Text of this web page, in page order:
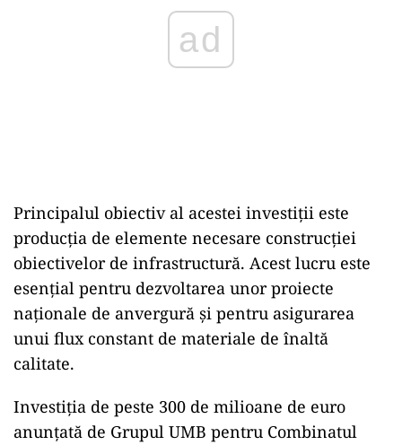
ad
Principalul obiectiv al acestei investiții este
producția de elemente necesare construcției
obiectivelor de infrastructură. Acest lucru este
esențial pentru dezvoltarea unor proiecte
naționale de anvergură și pentru asigurarea
unui flux constant de materiale de înaltă
calitate.
Investiția de peste 300 de milioane de euro
anunțată de Grupul UMB pentru Combinatul